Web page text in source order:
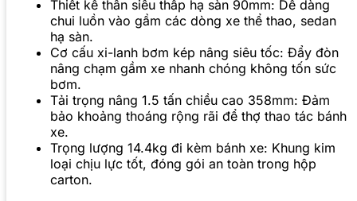
Thiết kế thân siêu thấp hạ sàn 90mm: Dễ dàng
chui luồn vào gầm các dòng xe thể thao, sedan
hạ sàn.
Cơ cấu xi-lanh bơm kép nâng siêu tốc: Đẩy đòn
nâng chạm gầm xe nhanh chóng không tốn sức
bơm.
Tải trọng nâng 1.5 tấn chiều cao 358mm: Đảm
bảo khoảng thoáng rộng rãi để thợ thao tác bánh
xe.
Trọng lượng 14.4kg đi kèm bánh xe: Khung kim
loại chịu lực tốt, đóng gói an toàn trong hộp
carton.